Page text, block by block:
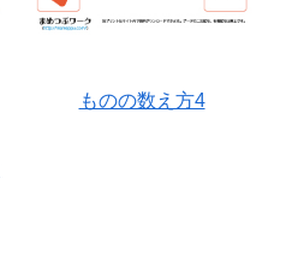
ものの数え方4